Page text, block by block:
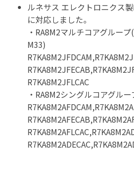
ルネサス エレクトロニクス
に対応しました。
・RA8M2マルチコアグルー
M33)
R7KA8M2JFLCAC
・RA8M2シングルコアグル